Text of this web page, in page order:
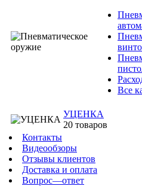
Все
УЦЕНКА
20 товаров
Контакты
Видеообзоры
Отзывы клиентов
Доставка и оплата
Вопрос—ответ